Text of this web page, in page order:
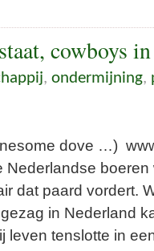
cowboys
, ondermijning,
dove …)
Nederlandse
dat paard vordert.
in Nederland
tenslotte in